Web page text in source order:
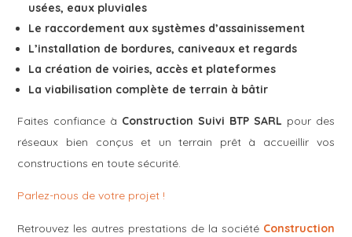
usées, eaux pluviales
Le raccordement aux systèmes d’assainissement
L’installation de bordures, caniveaux et regards
La création de voiries, accès et plateformes
La viabilisation complète de terrain à bâtir
Faites confiance à Construction Suivi BTP SARL pour des
réseaux bien conçus et un terrain prêt à accueillir vos
constructions en toute sécurité.
Parlez-nous de votre projet !
Retrouvez les autres prestations de la société Construction